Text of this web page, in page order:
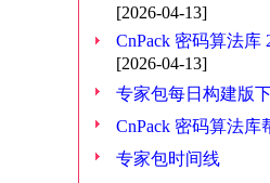
[2026-04-13]
CnPack 密码算法库
[2026-04-13]
专家包每日构建版
CnPack 密码算法库
专家包时间线